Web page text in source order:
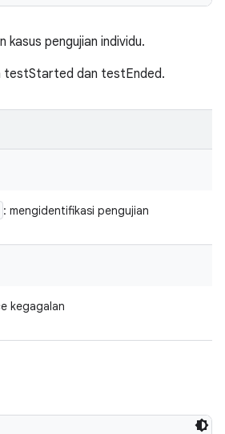
kasus pengujian individu.
testStarted dan testEnded.
: mengidentifikasi pengujian
kegagalan